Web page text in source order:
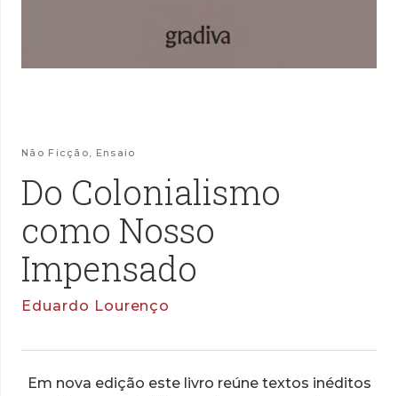
Não Ficção, Ensaio
Do Colonialismo
como Nosso
Impensado
Eduardo Lourenço
Em nova edição este livro reúne textos inéditos